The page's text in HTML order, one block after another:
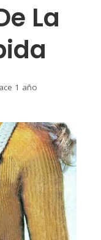
La
1 año